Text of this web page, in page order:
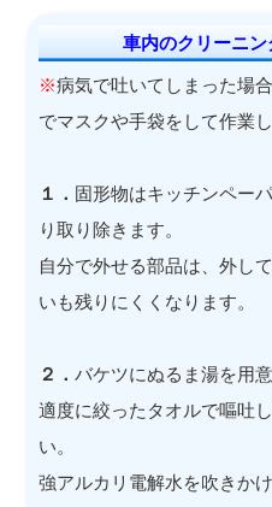
車内のクリーニン
※病気で吐いてしまった場
でマスクや手袋をして作業し
１． 固形物はキッチンペー
り取り除きます。
自分で外せる部品は、外し
いも残りにくくなります。
２．バケツにぬるま湯を用
適度に絞ったタオルで嘔吐
い。
強アルカリ電解水を吹きか